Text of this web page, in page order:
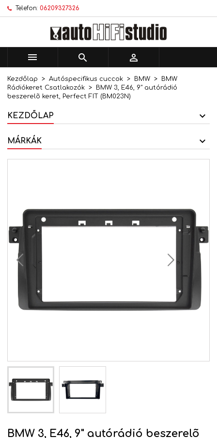
Telefon: 06209327326
  
Kezdőlap Autóspecifikus cuccok BMW
BMW
Rádiókeret Csatlakozók
BMW 3, E46, 9" autórádió
beszerelõ keret, Perfect FIT (BM023N)
KEZDŐLAP
MÁRKÁK
BMW 3, E46, 9" autórádió beszerelõ
Kívánságlistáim ×
Új lista létrehozása
Kívánságlista létrehozása ×
Kívánságlista neve
Mégsem Kívánságlista létrehozása
Bejelentkezés ×
történő mentéséhez.
Mégsem Bejelentkezés